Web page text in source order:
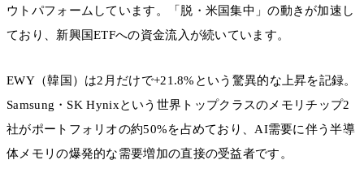
ウトパフォームしています。「脱・米国集中」の動きが加速し
ており、新興国ETFへの資金流入が続いています。
EWY（韓国）は2月だけで+21.8%という驚異的な上昇を記録。
Samsung・SK Hynixという世界トップクラスのメモリチップ2
社がポートフォリオの約50%を占めており、AI需要に伴う半導
体メモリの爆発的な需要増加の直接の受益者です。